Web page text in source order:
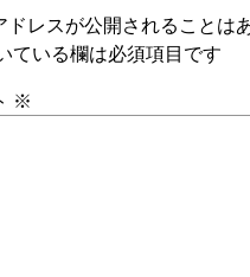
ドレスが公開されることは
ている欄は必須項目です
※